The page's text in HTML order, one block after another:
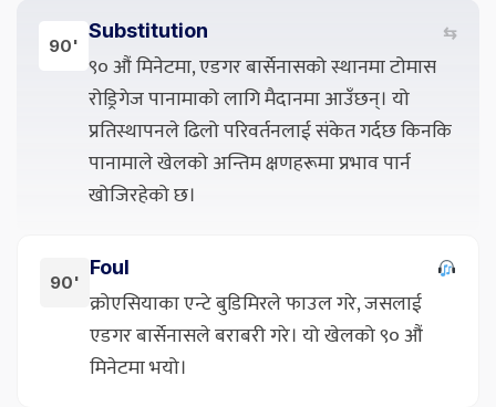
90'
Substitution ⇆
९० औं मिनेटमा, एडगर बार्सेनासको स्थानमा टोमास
रोड्रिगेज पानामाको लागि मैदानमा आउँछन्। यो
प्रतिस्थापनले ढिलो परिवर्तनलाई संकेत गर्दछ किनकि
पानामाले खेलको अन्तिम क्षणहरूमा प्रभाव पार्न
खोजिरहेको छ।
90'
Foul
क्रोएसियाका एन्टे बुडिमिरले फाउल गरे, जसलाई
एडगर बार्सेनासले बराबरी गरे। यो खेलको ९० औं
मिनेटमा भयो।